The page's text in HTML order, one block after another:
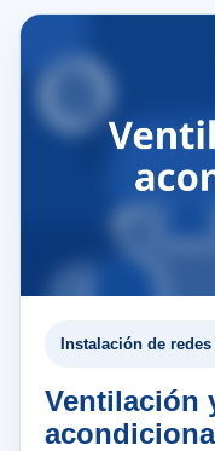
Instalación de
Ventilación